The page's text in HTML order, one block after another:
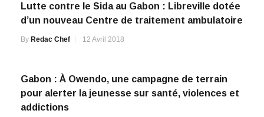
Lutte contre le Sida au Gabon : Libreville dotée
d’un nouveau Centre de traitement ambulatoire
By Redac Chef 12 Avril 2018
Gabon : À Owendo, une campagne de terrain
pour alerter la jeunesse sur santé, violences et
addictions